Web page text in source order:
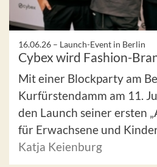
16.06.26 – Launch-Event in Berlin
Cybex wird Fashion-
Mit einer Blockparty am
Kurfürstendamm am 11.
den Launch seiner ersten
für Erwachsene und
Katja Keienburg